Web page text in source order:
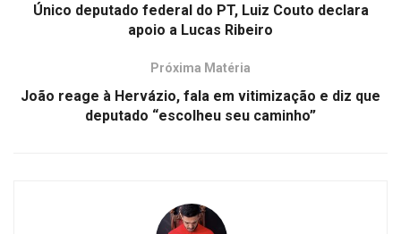
Único deputado federal do PT, Luiz Couto declara
apoio a Lucas Ribeiro
Próxima Matéria
João reage à Hervázio, fala em vitimização e diz que
deputado “escolheu seu caminho”